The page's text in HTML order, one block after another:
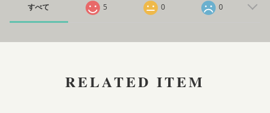
すべて 5 0 0
RELATED ITEM